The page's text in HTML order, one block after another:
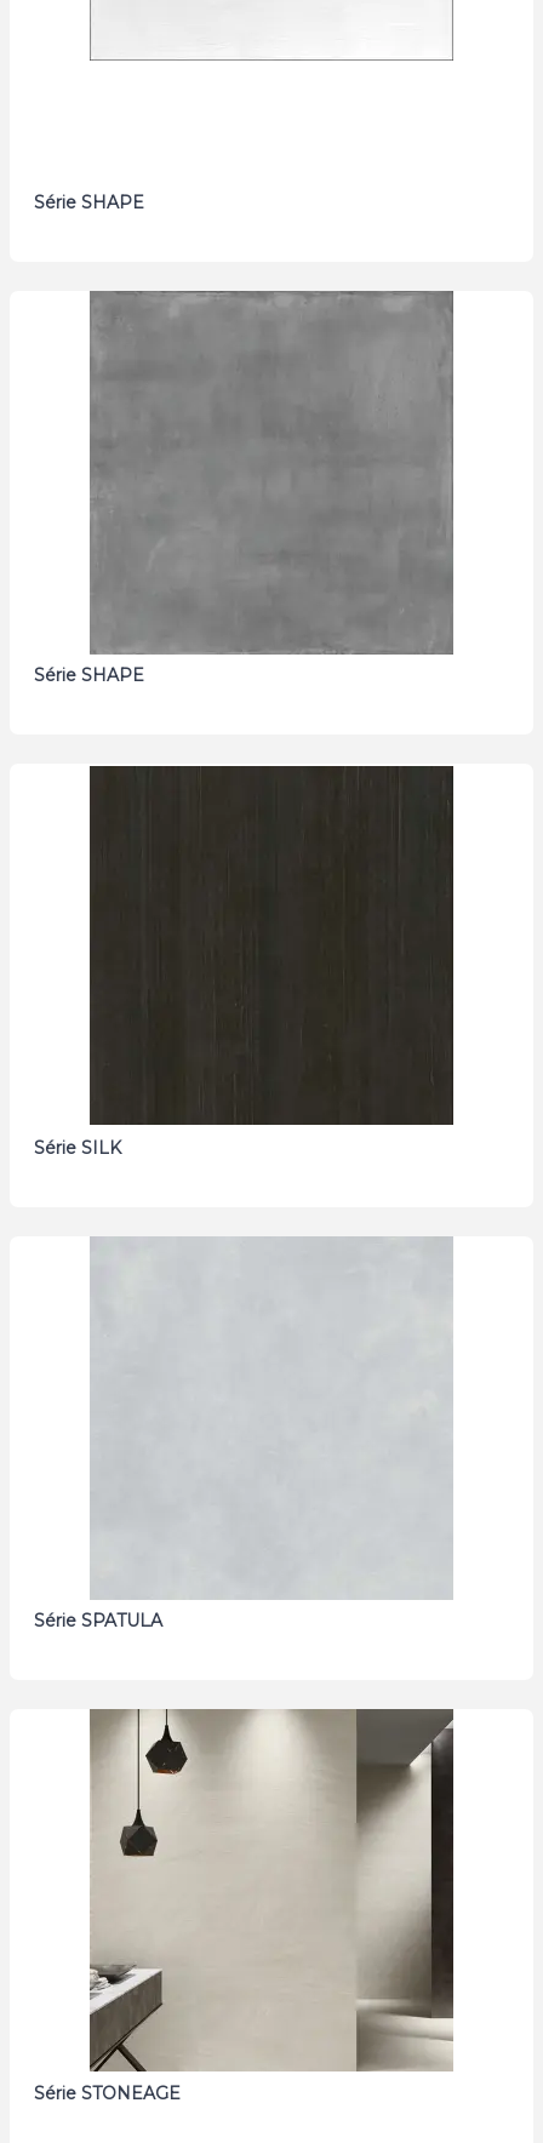
Série SHAPE
Série SHAPE
Série SILK
Série SPATULA
Série STONEAGE